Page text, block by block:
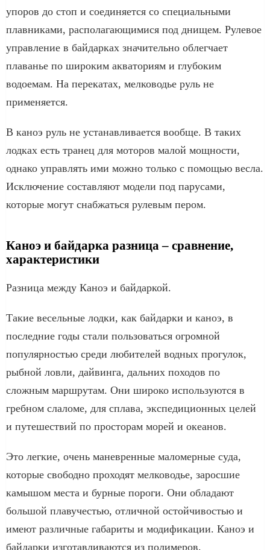
упоров до стоп и соединяется со специальными
плавниками, располагающимися под днищем. Рулевое
управление в байдарках значительно облегчает
плаванье по широким акваториям и глубоким
водоемам. На перекатах, мелководье руль не
применяется.
В каноэ руль не устанавливается вообще. В таких
лодках есть транец для моторов малой мощности,
однако управлять ими можно только с помощью весла.
Исключение составляют модели под парусами,
которые могут снабжаться рулевым пером.
Каноэ и байдарка разница – сравнение,
характеристики
Разница между Каноэ и байдаркой.
Такие весельные лодки, как байдарки и каноэ, в
последние годы стали пользоваться огромной
популярностью среди любителей водных прогулок,
рыбной ловли, дайвинга, дальних походов по
сложным маршрутам. Они широко используются в
гребном слаломе, для сплава, экспедиционных целей
и путешествий по просторам морей и океанов.
Это легкие, очень маневренные маломерные суда,
которые свободно проходят мелководье, заросшие
камышом места и бурные пороги. Они обладают
большой плавучестью, отличной остойчивостью и
имеют различные габариты и модификации. Каноэ и
байдарки изготавливаются из полимеров,